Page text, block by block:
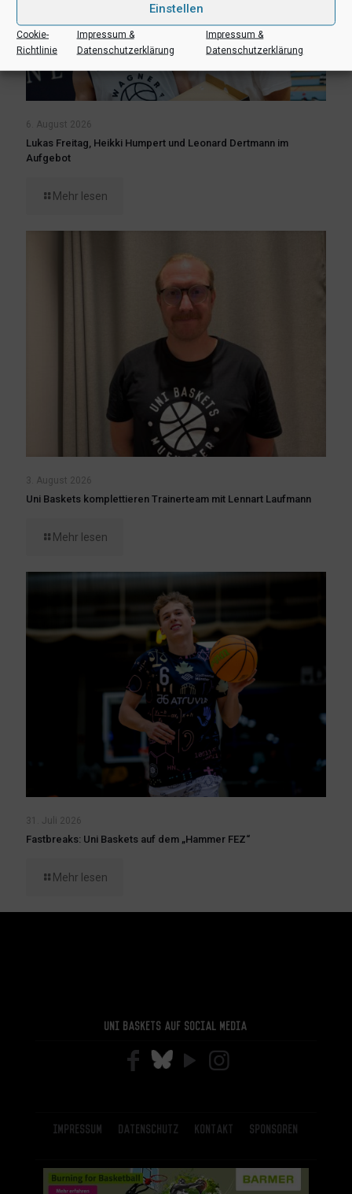
Einstellen
Cookie-
Richtlinie
Impressum &
Datenschutzerklärung
Impressum &
Datenschutzerklärung
6. August 2026
Lukas Freitag, Heikki Humpert und Leonard Dertmann im
Aufgebot
Mehr lesen
3. August 2026
Uni Baskets komplettieren Trainerteam mit Lennart Laufmann
Mehr lesen
31. Juli 2026
Fastbreaks: Uni Baskets auf dem „Hammer FEZ“
Mehr lesen
Uni Baskets auf Social Media
Impressum Datenschutz Kontakt Sponsoren